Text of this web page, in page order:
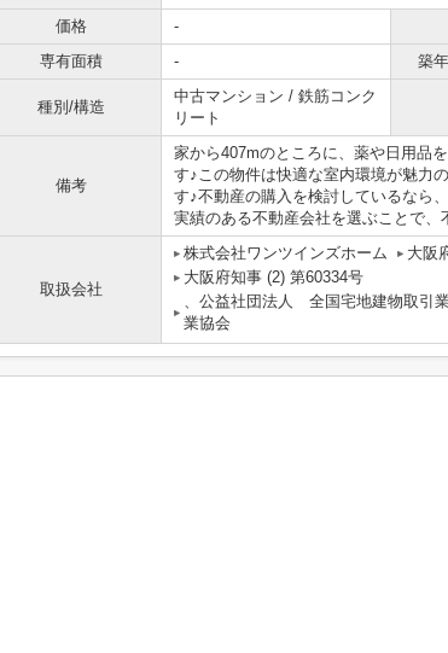
価格 -
専有面積
- 築
種別/構造
中古マンション / 鉄筋コンク
リート
備考
家から407mのところに、薬や日用品
す♪この物件は快適な室内環境が魅力
す♪不動産の購入を検討しているなら
実績のある不動産会社を選ぶことで
取扱会社
株式会社ワンツインズホーム 大阪
大阪府知事 (2) 第60334号
、公益社団法人 全国宅地建物取引
業協会